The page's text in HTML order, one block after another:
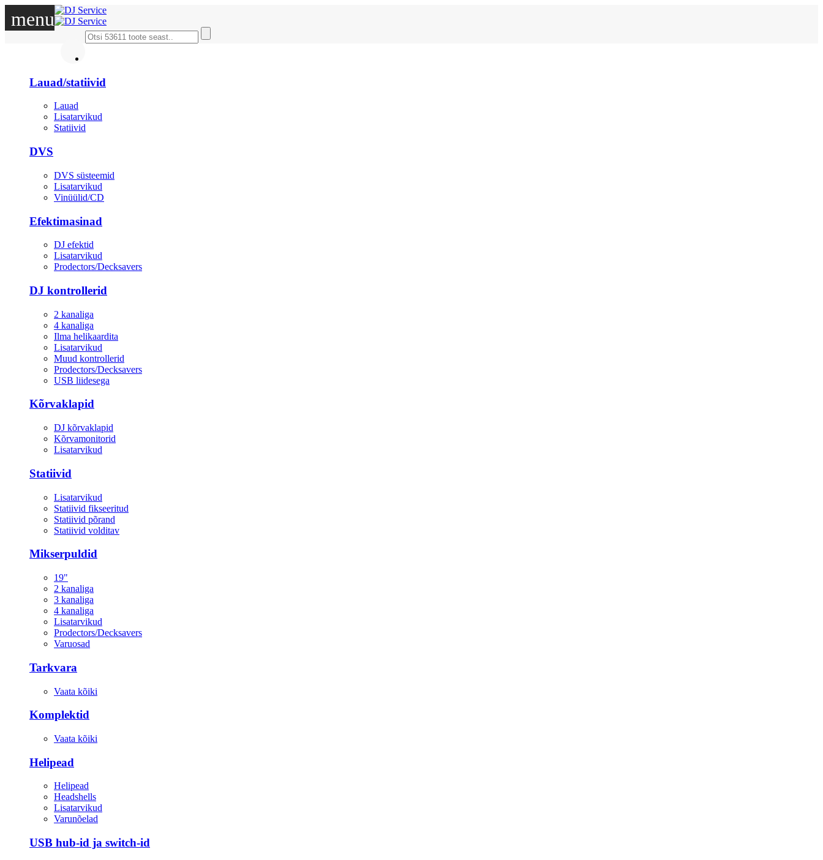
menu
Lauad/statiivid
Lauad
Lisatarvikud
Statiivid
DVS
DVS süsteemid
Lisatarvikud
Vinüülid/CD
Efektimasinad
DJ efektid
Lisatarvikud
Prodectors/Decksavers
DJ kontrollerid
2 kanaliga
4 kanaliga
Ilma helikaardita
Lisatarvikud
Muud kontrollerid
Prodectors/Decksavers
USB liidesega
Kõrvaklapid
DJ kõrvaklapid
Kõrvamonitorid
Lisatarvikud
Statiivid
Lisatarvikud
Statiivid fikseeritud
Statiivid põrand
Statiivid volditav
Mikserpuldid
19"
2 kanaliga
3 kanaliga
4 kanaliga
Lisatarvikud
Prodectors/Decksavers
Varuosad
Tarkvara
Vaata kõiki
Komplektid
Vaata kõiki
Helipead
Helipead
Headshells
Lisatarvikud
Varunõelad
USB hub-id ja switch-id